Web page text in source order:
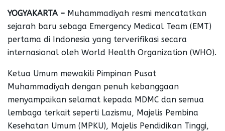
YOGYAKARTA – Muhammadiyah resmi mencatatkan
sejarah baru sebaga Emergency Medical Team (EMT)
pertama di Indonesia yang terverifikasi secara
internasional oleh World Health Organization (WHO).
Ketua Umum mewakili Pimpinan Pusat
Muhammadiyah dengan penuh kebanggaan
menyampaikan selamat kepada MDMC dan semua
lembaga terkait seperti Lazismu, Majelis Pembina
Kesehatan Umum (MPKU), Majelis Pendidikan Tinggi,